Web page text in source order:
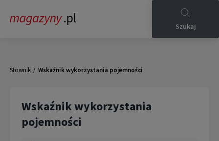
Szukaj
Słownik / Wskaźnik wykorzystania pojemności
Wskaźnik wykorzystania
pojemności